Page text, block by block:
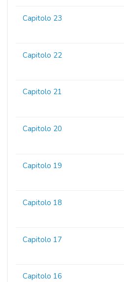
Capitolo 23
Capitolo 22
Capitolo 21
Capitolo 20
Capitolo 19
Capitolo 18
Capitolo 17
Capitolo 16